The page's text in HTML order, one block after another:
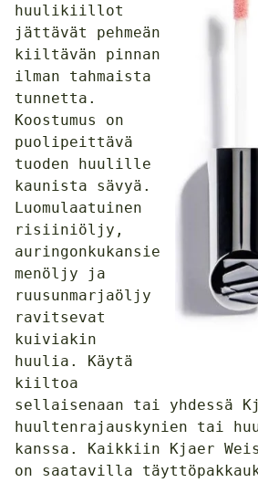
huulikiillot
jättävät pehmeän
kiiltävän pinnan
ilman tahmaista
tunnetta.
Koostumus on
puolipeittävä
tuoden huulille
kaunista sävyä.
Luomulaatuinen
risiiniöljy,
auringonkukansie
menöljy ja
ruusunmarjaöljy
ravitsevat
kuiviakin
huulia. Käytä
kiiltoa
sellaisenaan tai yhdessä
huultenrajauskynien tai
kanssa. Kaikkiin Kjaer
on saatavilla